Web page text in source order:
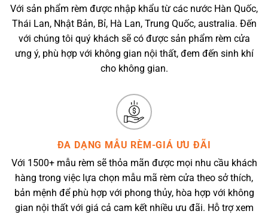
Với sản phẩm rèm được nhập khẩu từ các nước Hàn Quốc,
Thái Lan, Nhật Bản, Bỉ, Hà Lan, Trung Quốc, australia. Đến
với chúng tôi quý khách sẽ có được sản phẩm rèm cửa
ưng ý, phù hợp với không gian nội thất, đem đến sinh khí
cho không gian.
ĐA DẠNG MẪU RÈM-GIÁ ƯU ĐÃI
Với 1500+ mẫu rèm sẽ thỏa mãn được mọi nhu cầu khách
hàng trong việc lựa chọn mẫu mã rèm cửa theo sở thích,
bản mệnh để phù hợp với phong thủy, hòa hợp với không
gian nội thất với giá cả cam kết nhiều ưu đãi. Hỗ trợ xem